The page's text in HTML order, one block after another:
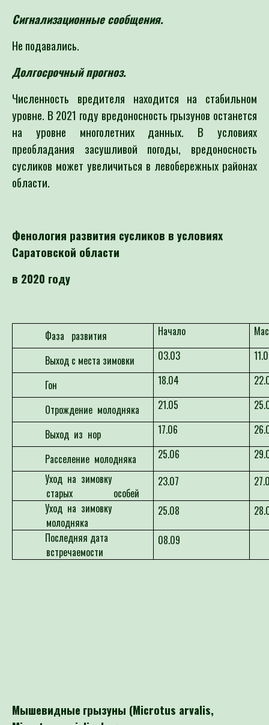
Сигнализационные сообщения.
Не подавались.
Долгосрочный прогноз.
Численность вредителя находится на стабильном
уровне. В 2021 году вредоносность грызунов останется
на уровне многолетних данных. В условиях
преобладания засушливой погоды, вредоносность
сусликов может увеличиться в левобережных районах
области.
Фенология развития сусликов в условиях
Саратовской области
в 2020 году
Фаза развития Начало
Выход с места зимовки 03.03
Гон 18.04
Отрождение молодняка 21.05
Выход из нор 17.06
Расселение молодняка 25.06
Уход на зимовку
старых особей
23.07
Уход на зимовку
молодняка
25.08
Последняя дата
встречаемости
08.09
Мышевидные грызуны (Microtus arvalis,